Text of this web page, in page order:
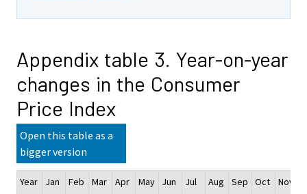
Appendix table 3. Year-on-year
changes in the Consumer
Price Index
Open this table as a
bigger version
Year Jan Feb Mar Apr May Jun Jul Aug Sep Oct Nov